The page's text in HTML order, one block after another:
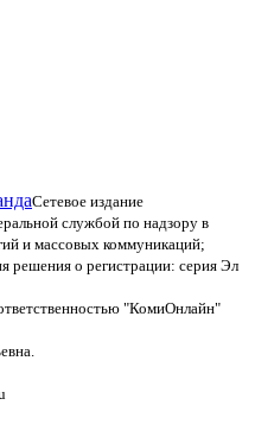
Сетевое издание
службой по надзору в
и массовых коммуникаций;
решения о регистрации: серия Эл
"КомиОнлайн"